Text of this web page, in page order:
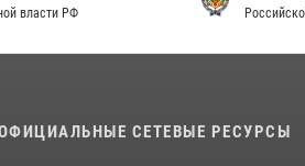
законодательства (видео)
30 июля 2026, 08:00 1
скорой помощи (видео)
Российской Федерации
СЕТЕВЫЕ РЕСУРСЫ